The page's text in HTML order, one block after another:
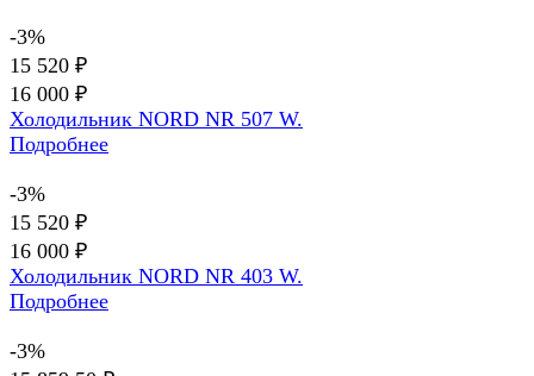
-3%
15 520 ₽
16 000 ₽
Холодильник NORD NR 507 W.
Подробнее
-3%
15 520 ₽
16 000 ₽
Холодильник NORD NR 403 W.
Подробнее
-3%